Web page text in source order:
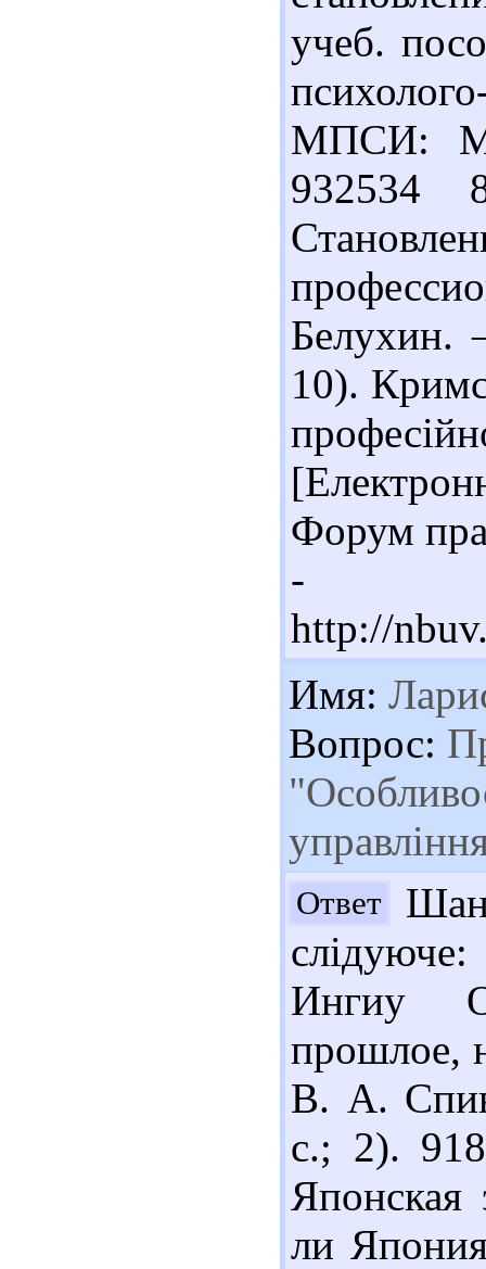
учеб.
МПСИ:
932534
10).
Форум
-
http://
Имя:
Вопрос:
Ответ
Ингиу
прошлое,
В. А.
с.; 2).
Японская
ли